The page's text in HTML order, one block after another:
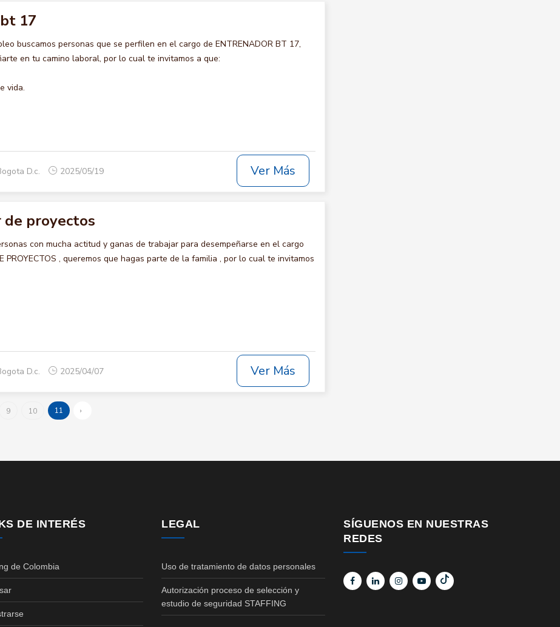
17
buscamos personas que se perfilen en el cargo de ENTRENADOR BT 17,
en tu camino laboral, por lo cual te invitamos a que:
vida.
D.c. 2025/05/19 Ver Más
de proyectos
con mucha actitud y ganas de trabajar para desempeñarse en el cargo
PROYECTOS , queremos que hagas parte de la familia , por lo cual te invitamos
D.c. 2025/04/07 Ver Más
9 10 11 ›
DE INTERÉS
de Colombia
LEGAL
Uso de tratamiento de datos personales
Autorización proceso de selección y
estudio de seguridad STAFFING
SÍGUENOS EN NUESTRAS
REDES